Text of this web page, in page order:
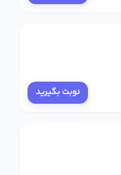
نوبت بگیرید